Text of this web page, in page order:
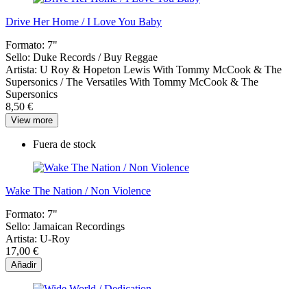
Drive Her Home / I Love You Baby
Formato: 7"
Sello: Duke Records / Buy Reggae
Artista: U Roy & Hopeton Lewis With Tommy McCook & The
Supersonics / The Versatiles With Tommy McCook & The
Supersonics
8,50 €
View more
Fuera de stock
Wake The Nation / Non Violence
Formato: 7"
Sello: Jamaican Recordings
Artista: U-Roy
17,00 €
Añadir